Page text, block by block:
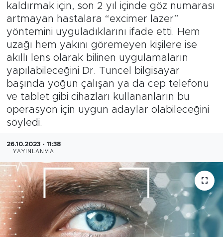
kaldırmak için, son 2 yıl içinde göz numarası
artmayan hastalara “excimer lazer”
yöntemini uyguladıklarını ifade etti. Hem
uzağı hem yakını göremeyen kişilere ise
akıllı lens olarak bilinen uygulamaların
yapılabileceğini Dr. Tuncel bilgisayar
başında yoğun çalışan ya da cep telefonu
ve tablet gibi cihazları kullananların bu
operasyon için uygun adaylar olabileceğini
söyledi.
26.10.2023 - 11:38
YAYINLANMA
Eğitim
Sanat
Bölge
Teknoloji
Magazin
Dünya
Sektör
Haber Arşivi